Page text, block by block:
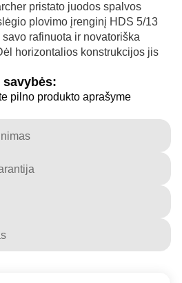
pristato juodos spalvos
plovimo įrenginį HDS 5/13
rafinuota ir novatoriška
horizontalios konstrukcijos jis
pilno produkto aprašyme